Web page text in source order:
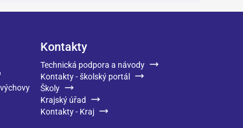
Kontakty
Technická podpora a návody
Kontakty - školský portál
Školy
Krajský úřad
Kontakty - Kraj